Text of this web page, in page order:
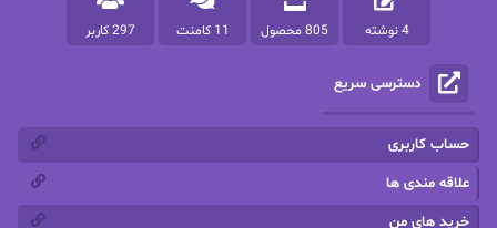
پروانه قدیمی پروانه محمدی
پریسا شکور(طوفان خاموش)
پنلوپه وارد
4 نوشته 805 محصول 11 کامنت 297 کاربر
دسترسی سریع
حساب کاربری
علاقه مندی ها
خرید های من